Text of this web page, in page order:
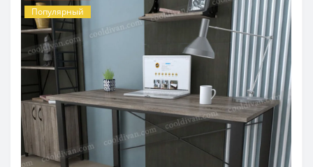
Популярный